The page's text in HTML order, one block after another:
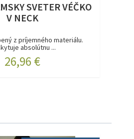
SVETER VÉČKO
V NECK
z príjemného materiálu.
absolútnu ...
26,96 €